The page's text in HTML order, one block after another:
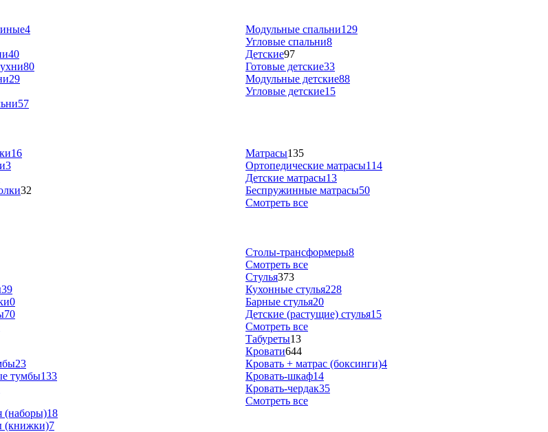
4
40
80
29
57
Модульные спальни129
Угловые спальни8
Детские97
Готовые детские33
Модульные детские88
Угловые детские15
16
3
32
Матрасы135
Ортопедические матрасы114
Детские матрасы13
Беспружинные матрасы50
Смотреть все
39
0
70
23
тумбы133
(наборы)18
(книжки)7
Столы-трансформеры8
Смотреть все
Стулья373
Кухонные стулья228
Барные стулья20
Детские (растущие) стулья15
Смотреть все
Табуреты13
Кровати644
Кровать + матрас (боксинги)4
Кровать-шкаф14
Кровать-чердак35
Смотреть все